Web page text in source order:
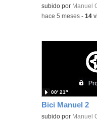
Contenido
subido por Manuel
-hace 5 meses -14
Bici Manuel 2
subido por Manuel
00′ 21″